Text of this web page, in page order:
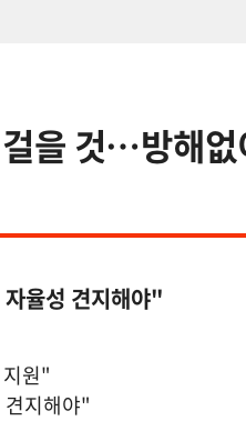
을 것…방해
율성 견지해야"
원"
지해야"